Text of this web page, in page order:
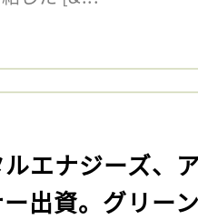
ルエナジーズ、
出資。グリー